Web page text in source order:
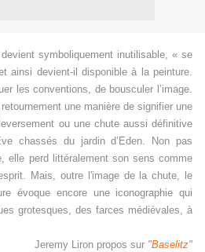
symboliquement inutilisable, « se
ainsi devient-il disponible à la peinture.
les conventions, de bousculer l’image.
une manière de signifier une
ou une chute aussi définitive
chassés du jardin d’Eden. Non pas
elle perd littéralement son sens comme
Mais, outre l'image de la chute, le
évoque encore une iconographie qui
grotesques, des farces médiévales, à
Jeremy Liron propos sur "Baselitz"